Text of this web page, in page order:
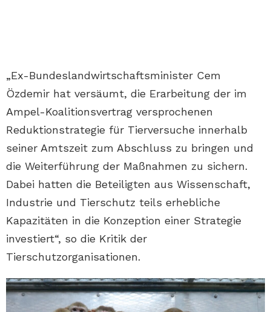
„Ex-Bundeslandwirtschaftsminister Cem
Özdemir hat versäumt, die Erarbeitung der im
Ampel-Koalitionsvertrag versprochenen
Reduktionstrategie für Tierversuche innerhalb
seiner Amtszeit zum Abschluss zu bringen und
die Weiterführung der Maßnahmen zu sichern.
Dabei hatten die Beteiligten aus Wissenschaft,
Industrie und Tierschutz teils erhebliche
Kapazitäten in die Konzeption einer Strategie
investiert“, so die Kritik der
Tierschutzorganisationen.